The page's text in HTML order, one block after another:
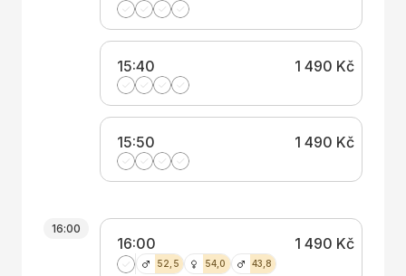
15:40 1 490 Kč
15:50 1 490 Kč
16:00
16:00 1 490 Kč
52,5 54,0 43,8